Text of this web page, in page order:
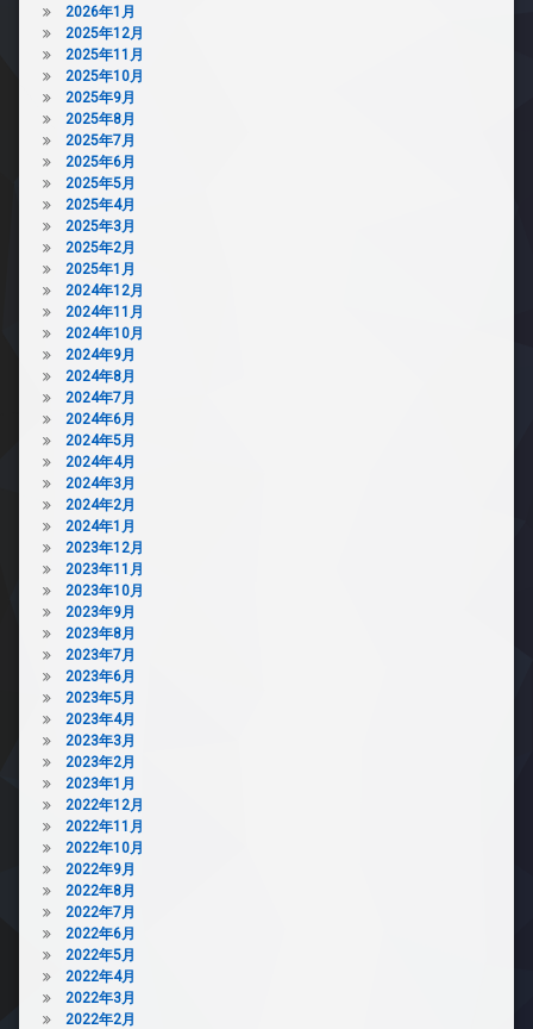
ト
可
分
譲
賃
貸
宅
配
ボ
ッ
ク
ス
敷
地
内
ゴ
ミ
置
き
場
防
犯
カ
メ
ラ
駐
輪
場
デ
ザ
イ
ナ
ー
ズ
宅
配
ボ
ッ
ク
ス
敷
地
内
ゴ
ミ
置
き
場
防
犯
カ
メ
ラ
駐
輪
場
2026年1月
2025年12月
2025年11月
2025年10月
2025年9月
2025年8月
2025年7月
2025年6月
2025年5月
2025年4月
2025年3月
2025年2月
2025年1月
2024年12月
2024年11月
2024年10月
2024年9月
2024年8月
2024年7月
2024年6月
2024年5月
2024年4月
2024年3月
2024年2月
2024年1月
2023年12月
2023年11月
2023年10月
2023年9月
2023年8月
2023年7月
2023年6月
2023年5月
2023年4月
2023年3月
2023年2月
2023年1月
2022年12月
2022年11月
2022年10月
2022年9月
2022年8月
2022年7月
2022年6月
2022年5月
2022年4月
2022年3月
2022年2月